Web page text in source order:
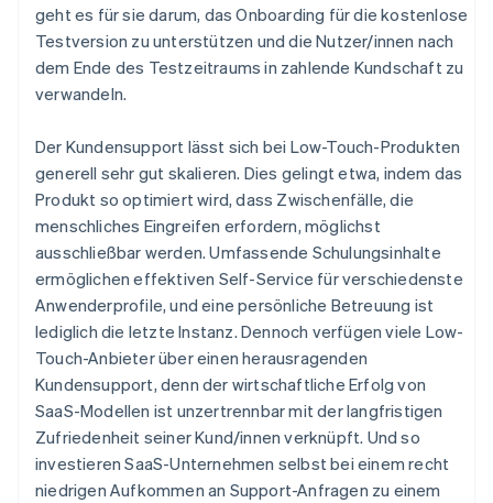
geht es für sie darum, das Onboarding für die kostenlose
Testversion zu unterstützen und die Nutzer/innen nach
dem Ende des Testzeitraums in zahlende Kundschaft zu
verwandeln.
Der Kundensupport lässt sich bei Low-Touch-Produkten
generell sehr gut skalieren. Dies gelingt etwa, indem das
Produkt so optimiert wird, dass Zwischenfälle, die
menschliches Eingreifen erfordern, möglichst
ausschließbar werden. Umfassende Schulungsinhalte
ermöglichen effektiven Self-Service für verschiedenste
Anwenderprofile, und eine persönliche Betreuung ist
lediglich die letzte Instanz. Dennoch verfügen viele Low-
Touch-Anbieter über einenherausragenden
Kundensupport, denn der wirtschaftliche Erfolg von
SaaS-Modellen ist unzertrennbar mit der langfristigen
Zufriedenheit seiner Kund/innen verknüpft. Und so
investieren SaaS-Unternehmen selbst bei einem recht
niedrigen Aufkommen an Support-Anfragen zu einem